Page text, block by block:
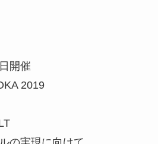
|LinkedInページ
生まれ。東京工業大学情報